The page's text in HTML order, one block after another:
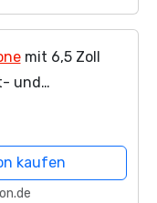
mit 6,5 Zoll
und
10 und...
kaufen